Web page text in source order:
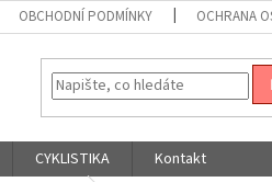
OBCHODNÍ PODMÍNKY OCHRANA
CYKLISTIKA
Kontakt